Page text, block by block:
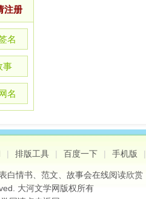
注册
名
事
名
| 排版工具 | 百度一下 | 手机版 |
白情书、 范文、 故事会在线阅读欣赏
大河文学网版权所有